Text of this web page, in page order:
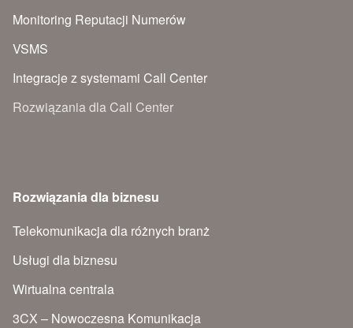
Monitoring Reputacji Numerów
VSMS
Integracje z systemami Call Center
Rozwiązania dla Call Center
Rozwiązania dla biznesu
Telekomunikacja dla różnych branż
Usługi dla biznesu
Wirtualna centrala
3CX – Nowoczesna Komunikacja